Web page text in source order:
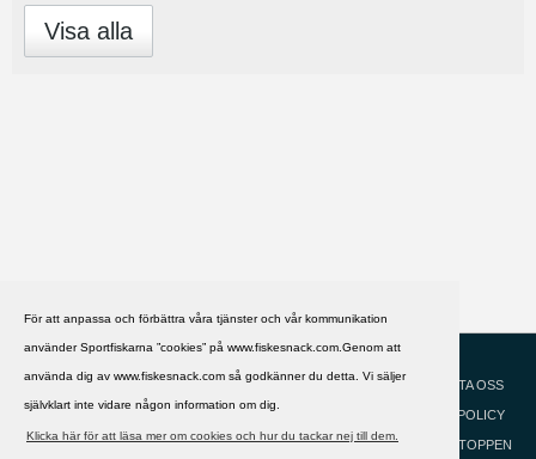
För att anpassa och förbättra våra tjänster och vår kommunikation
använder Sportfiskarna ”cookies” på www.fiskesnack.com.Genom att
använda dig av www.fiskesnack.com så godkänner du detta. Vi säljer
självklart inte vidare någon information om dig.
Klicka här för att läsa mer om cookies och hur du tackar nej till dem.
Visa alla
HJÄLP
KONTAKTA OSS
COOKIEPOLICY
GÅ TILL TOPPEN